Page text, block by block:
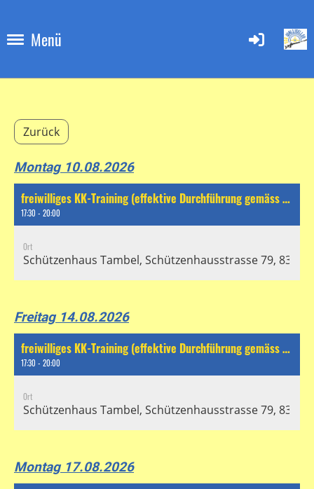
Menü
Zurück
Montag 10.08.2026
freiwilliges KK-Training (effektive Durchführung gemäss separatem Chat)
17:30 - 20:00
Ort
Schützenhaus Tambel, Schützenhausstrasse 79, 8304
Freitag 14.08.2026
freiwilliges KK-Training (effektive Durchführung gemäss separatem Chat)
17:30 - 20:00
Ort
Schützenhaus Tambel, Schützenhausstrasse 79, 8304
Montag 17.08.2026